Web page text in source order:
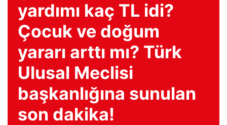
yardımı kaç TL idi?
Çocuk ve doğum
yararı arttı mı? Türk
Ulusal Meclisi
başkanlığına sunulan
son dakika!